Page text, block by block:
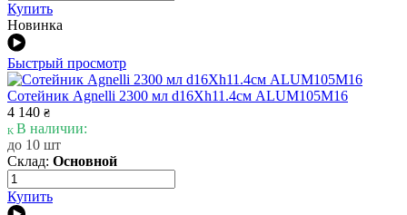
Купить
Новинка
Быстрый просмотр
Сотейник Agnelli 2300 мл d16Xh11.4см ALUM105M16
4 140 ₴
В наличии:
до 10 шт
Склад: Основной
Купить